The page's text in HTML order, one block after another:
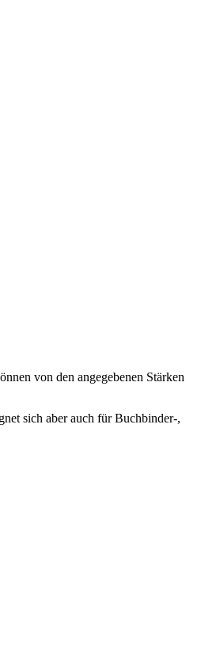
von den angegebenen Stärken
sich aber auch für Buchbinder-,